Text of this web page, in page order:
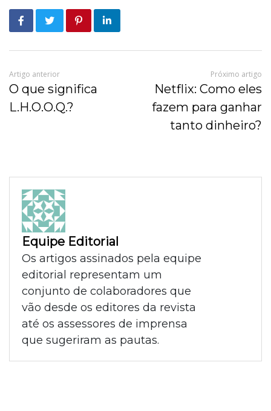
Artigo anterior
O que significa
L.H.O.O.Q.?
Próximo artigo
Netflix: Como eles
fazem para ganhar
tanto dinheiro?
Equipe Editorial
Os artigos assinados pela equipe
editorial representam um
conjunto de colaboradores que
vão desde os editores da revista
até os assessores de imprensa
que sugeriram as pautas.